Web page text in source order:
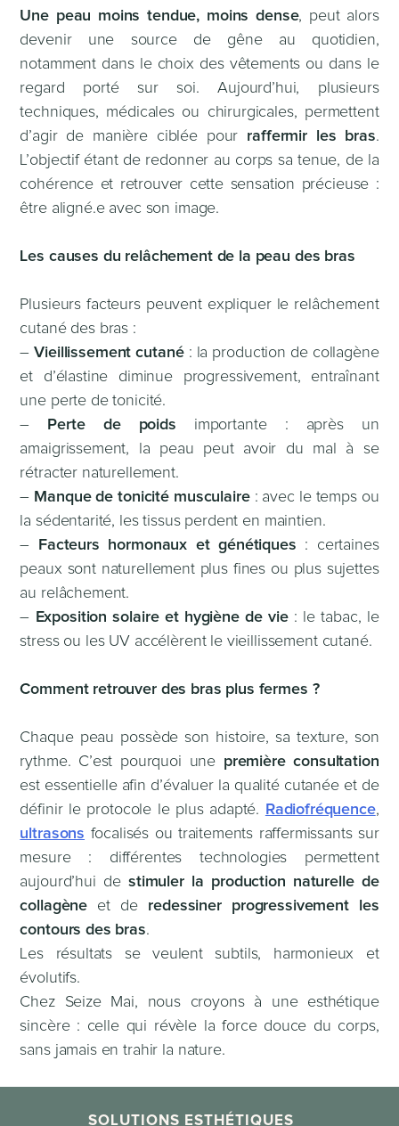
Une peau moins tendue, moins dense, peut alors
devenir une source de gêne au quotidien,
notamment dans le choix des vêtements ou dans le
regard porté sur soi. Aujourd’hui, plusieurs
techniques, médicales ou chirurgicales, permettent
d’agir de manière ciblée pour raffermir les bras.
L’objectif étant de redonner au corps sa tenue, de la
cohérence et retrouver cette sensation précieuse :
être aligné.e avec son image.
Les causes du relâchement de la peau des bras
Plusieurs facteurs peuvent expliquer le relâchement
cutané des bras :
–Vieillissement cutané: la production de collagène
et d’élastine diminue progressivement, entraînant
une perte de tonicité.
–
Perte de poids importante : après un
amaigrissement, la peau peut avoir du mal à se
rétracter naturellement.
– Manque de tonicité musculaire: avec le temps ou
la sédentarité, les tissus perdent en maintien.
– Facteurs hormonaux et génétiques : certaines
peaux sont naturellement plus fines ou plus sujettes
au relâchement.
– Exposition solaire et hygiène de vie: le tabac, le
stress ou les UV accélèrent le vieillissement cutané.
Comment retrouver des bras plus fermes ?
Chaque peau possède son histoire, sa texture, son
rythme. C’est pourquoi une première consultation
est essentielle afin d’évaluer la qualité cutanée et de
définir le protocole le plus adapté.
Radiofréquence,
ultrasons focalisés ou traitements raffermissants sur
mesure : différentes technologies permettent
aujourd’hui destimuler la production naturelle de
collagène et de redessiner progressivement les
contours des bras.
Les résultats se veulent subtils, harmonieux et
évolutifs.
Chez Seize Mai, nous croyons à une esthétique
sincère : celle qui révèle la force douce du corps,
sans jamais en trahir la nature.
SOLUTIONS ESTHÉTIQUES